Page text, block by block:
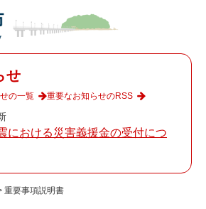
せ
における災害義援金の受付につ
の一覧 重要なお知らせのRSS
重要事項説明書